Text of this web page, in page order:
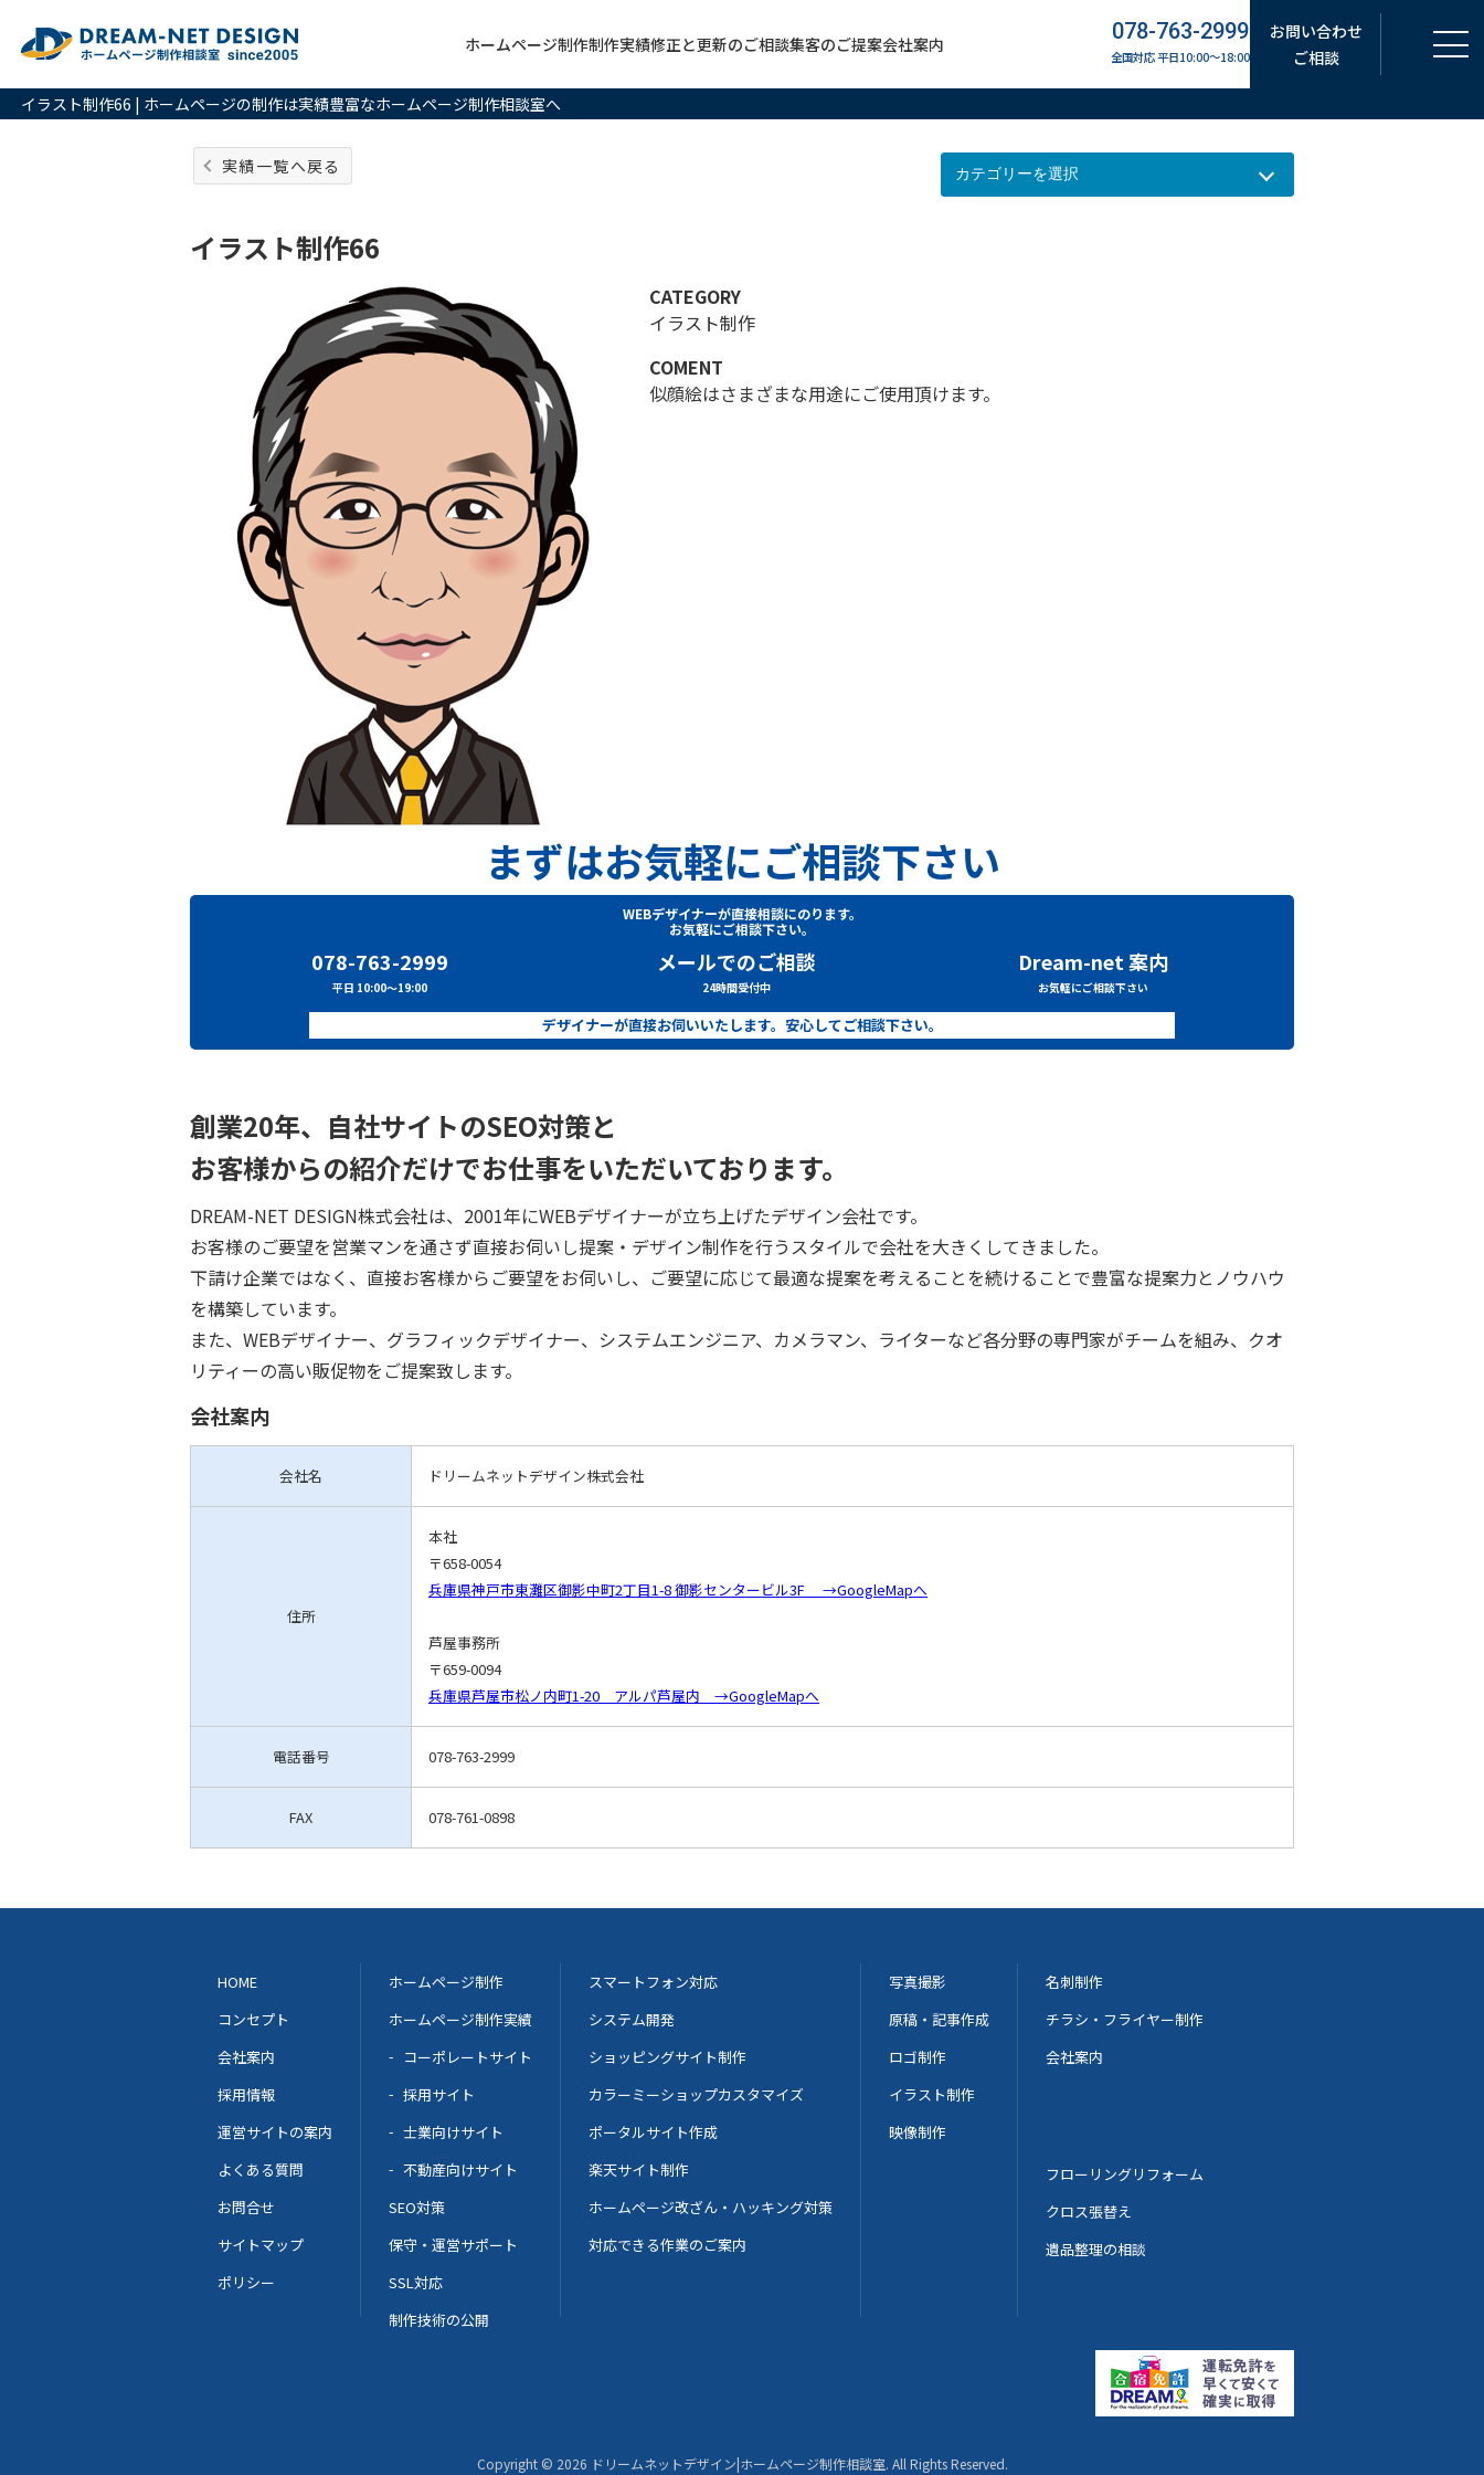
イラスト制作66 | ホームページの制作は実績豊富なホームページ制作相談室へ
ホームページ制作制作実績修正と更新のご相談集客のご提案会社案内 078-763-2999
全国対応 平日10:00～18:00
お問い合わせ
ご相談
実績一覧へ戻る
イラスト制作66
CATEGORY
イラスト制作
COMENT
似顔絵はさまざまな用途にご使用頂けます。
まずはお気軽にご相談下さい
WEBデザイナーが直接相談にのります。
お気軽にご相談下さい。
078-763-2999
平日 10:00～19:00
メールでのご相談
24時間受付中
Dream-net 案内
お気軽にご相談下さい
デザイナーが直接お伺いいたします。安心してご相談下さい。
創業20年、自社サイトのSEO対策と
お客様からの紹介だけでお仕事をいただいております。
DREAM-NET DESIGN株式会社は、2001年にWEBデザイナーが立ち上げたデザイン会社です。
お客様のご要望を営業マンを通さず直接お伺いし提案・デザイン制作を行うスタイルで会社を大きくしてきました。
下請け企業ではなく、直接お客様からご要望をお伺いし、ご要望に応じて最適な提案を考えることを続けることで豊富な提案力とノウハウ
を構築しています。
また、WEBデザイナー、グラフィックデザイナー、システムエンジニア、カメラマン、ライターなど各分野の専門家がチームを組み、クオ
リティーの高い販促物をご提案致します。
会社案内
会社名 ドリームネットデザイン株式会社
住所
本社
〒658-0054
兵庫県神戸市東灘区御影中町2丁目1-8 御影センタービル3F →GoogleMapへ
芦屋事務所
〒659-0094
兵庫県芦屋市松ノ内町1-20 アルパ芦屋内 →GoogleMapへ
電話番号 078-763-2999
FAX 078-761-0898
HOME
コンセプト
会社案内
採用情報
運営サイトの案内
よくある質問
お問合せ
サイトマップ
ポリシー
ホームページ制作
ホームページ制作実績
コーポレートサイト
採用サイト
士業向けサイト
不動産向けサイト
SEO対策
保守・運営サポート
SSL対応
制作技術の公開
スマートフォン対応
システム開発
ショッピングサイト制作
カラーミーショップカスタマイズ
ポータルサイト作成
楽天サイト制作
ホームページ改ざん・ハッキング対策
対応できる作業のご案内
写真撮影
原稿・記事作成
ロゴ制作
イラスト制作
映像制作
名刺制作
チラシ・フライヤー制作
会社案内
フローリングリフォーム
クロス張替え
遺品整理の相談
Copyright © 2026 ドリームネットデザイン|ホームページ制作相談室. All Rights Reserved.